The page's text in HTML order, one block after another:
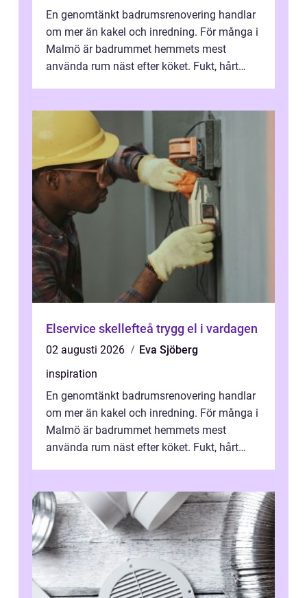
En genomtänkt badrumsrenovering handlar
om mer än kakel och inredning. För många i
Malmö är badrummet hemmets mest
använda rum näst efter köket. Fukt, hårt
Elservice skellefteå trygg el i vardagen
02 augusti 2026
Eva Sjöberg
inspiration
En genomtänkt badrumsrenovering handlar
om mer än kakel och inredning. För många i
Malmö är badrummet hemmets mest
använda rum näst efter köket. Fukt, hårt